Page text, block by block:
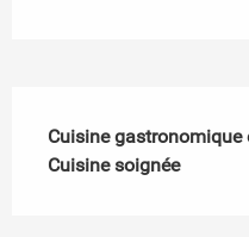
Cuisine gastronomique
Cuisine soignée